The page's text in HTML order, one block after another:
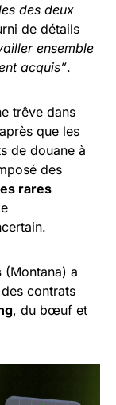
des deux
de détails
ensemble
acquis”.
trêve dans
que les
de douane à
des
rares
(Montana) a
contrats
, du bœuf et